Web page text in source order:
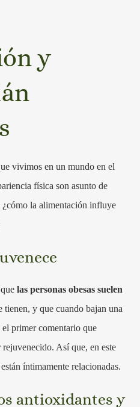
y
vivimos en un mundo en el
física son asunto de
la alimentación influye
quelas personas obesas suelen
tienen, y que cuando bajan una
primer comentario que
rejuvenecido. Así que, en este
íntimamente relacionadas.
antioxidantes y